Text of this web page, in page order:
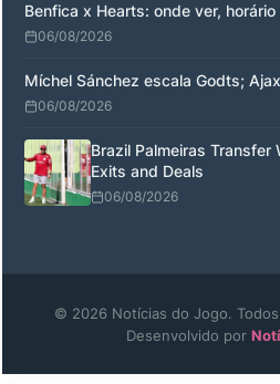
Benfica x Hearts: onde ver,
06/08/2026
Míchel Sánchez escala Godts;
06/08/2026
Brazil Palmeiras Transfer
Exits and Deals
06/08/2026
© 2026 Notícias do Jogo.
Desenvolvido por